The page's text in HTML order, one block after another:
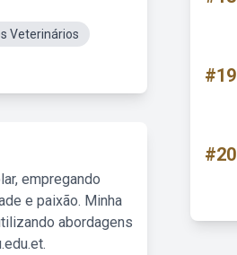
Veterinários
empregando
e paixão. Minha
abordagens
#19
#20